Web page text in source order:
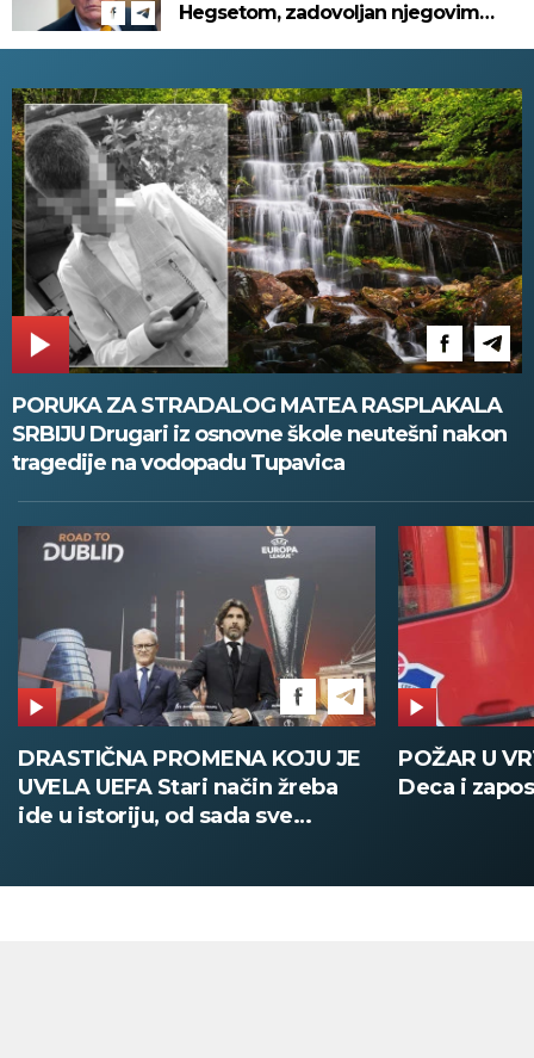
Hegsetom, zadovoljan njegovim
PORUKA ZA STRADALOG MATEA RASPLAKALA
SRBIJU Drugari iz osnovne škole neutešni nakon
tragedije na vodopadu Tupavica
DRASTIČNA PROMENA KOJU JE
UVELA UEFA Stari način žreba
ide u istoriju, od sada sve
POŽAR U
Deca i